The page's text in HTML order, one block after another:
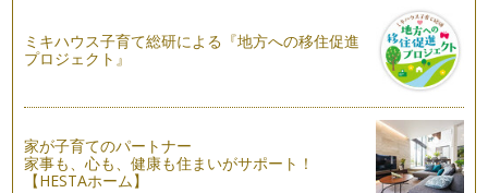
ミキハウス子育て総研による『地方への移住促進
プロジェクト』
家が子育てのパートナー
家事も、心も、健康も住まいがサポート！
【HESTAホーム】